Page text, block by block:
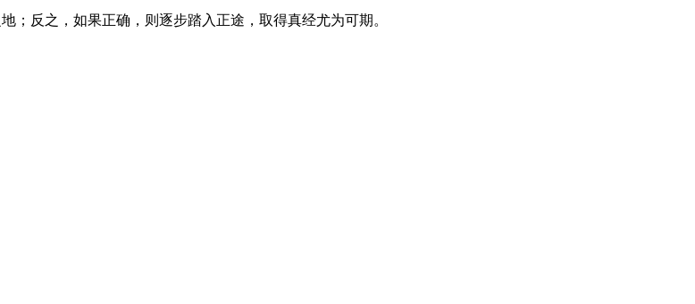
；反之，如果正确，则逐步踏入正途，取得真经尤为可期。